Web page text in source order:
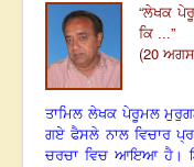
We have 267 guests
2794525
“ਲੇਖਕ
ਕਿ ...”
(20
ਤਾਮਿਲ ਲੇਖਕ ਪੇਰੂਮਲ
ਗਏ ਫੈਸਲੇ ਨਾਲ ਵਿਚਾਰ
ਚਰਚਾ ਵਿਚ ਆਇਆ ਹੈ।